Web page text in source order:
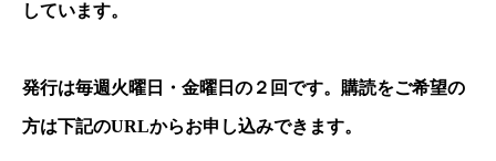
しています。
発行は毎週火曜日・金曜日の２回です。購読をご希望の
方は下記のURLからお申し込みできます。